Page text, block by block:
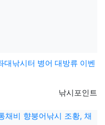
대낚시터 병어 대방류 이벤
등록자
낚시포인트